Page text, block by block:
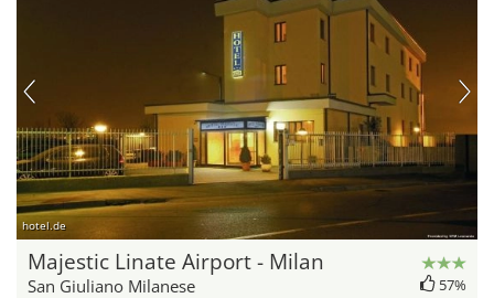
hotel.de
Majestic Linate Airport - Milan
San Giuliano Milanese 57%